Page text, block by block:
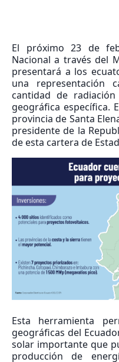
El próximo 23 de
Nacional a través del
presentará a los
una representación
cantidad de
geográfica específica.
provincia de Santa
presidente de la
de esta cartera de
Esta herramienta
geográficas del
solar importante que
producción de